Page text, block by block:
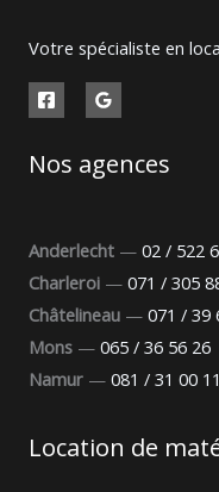
Votre spécialiste en
Nos agences
Anderlecht — 02 / 522
Charleroi — 071 / 305
Châtelineau — 071 / 39
Mons — 065 / 36 56 26
Namur — 081 / 31 00 11
Location de